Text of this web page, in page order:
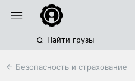
Найти грузы
← Безопасность и страхование